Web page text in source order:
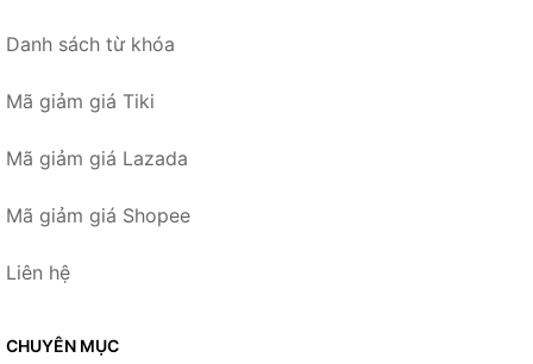
Danh sách từ khóa
Mã giảm giá Tiki
Mã giảm giá Lazada
Mã giảm giá Shopee
Liên hệ
CHUYÊN MỤC